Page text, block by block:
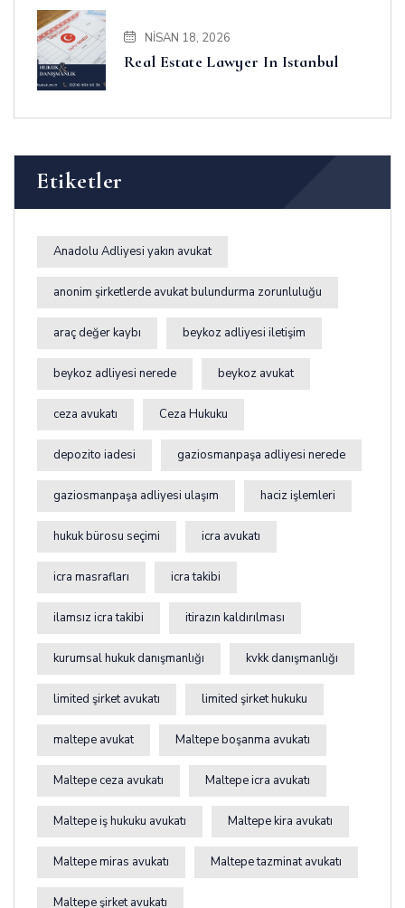
NISAN 18, 2026
Real Estate Lawyer In Istanbul
Etiketler
Anadolu Adliyesi yakın avukat
anonim şirketlerde avukat bulundurma zorunluluğu
araç değer kaybı beykoz adliyesi iletişim
beykoz adliyesi nerede beykoz avukat
ceza avukatı Ceza Hukuku
depozito iadesi gaziosmanpaşa adliyesi nerede
gaziosmanpaşa adliyesi ulaşım haciz işlemleri
hukuk bürosu seçimi icra avukatı
icra masrafları icra takibi
ilamsız icra takibi itirazın kaldırılması
kurumsal hukuk danışmanlığı kvkk danışmanlığı
limited şirket avukatı limited şirket hukuku
maltepe avukat Maltepe boşanma avukatı
Maltepe ceza avukatı Maltepe icra avukatı
Maltepe iş hukuku avukatı Maltepe kira avukatı
Maltepe miras avukatı Maltepe tazminat avukatı
Maltepe şirket avukatı